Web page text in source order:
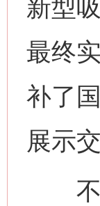
新型
最终
补了
展示
不止